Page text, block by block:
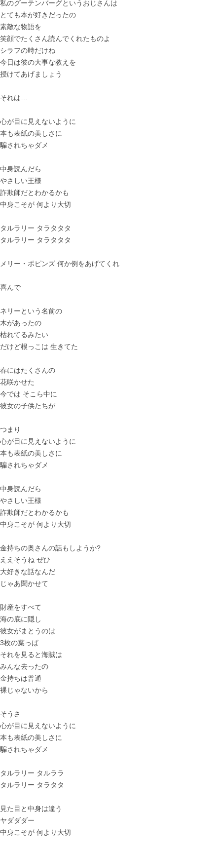
私のグーテンバーグというおじさんは
とても本が好きだったの
素敵な物語を
笑顔でたくさん読んでくれたものよ
シラフの時だけね
今日は彼の大事な教えを
授けてあげましょう
それは…
心が目に見えないように
本も表紙の美しさに
騙されちゃダメ
中身読んだら
やさしい王様
詐欺師だとわかるかも
中身こそが 何より大切
タルラリー タラタタタ
タルラリー タラタタタ
メリー・ポピンズ 何か例をあげてくれ
喜んで
ネリーという名前の
木があったの
枯れてるみたい
だけど根っこは 生きてた
春にはたくさんの
花咲かせた
今では そこら中に
彼女の子供たちが
つまり
心が目に見えないように
本も表紙の美しさに
騙されちゃダメ
中身読んだら
やさしい王様
詐欺師だとわかるかも
中身こそが 何より大切
金持ちの奥さんの話もしようか?
ええそうね ぜひ
大好きな話なんだ
じゃあ聞かせて
財産をすべて
海の底に隠し
彼女がまとうのは
3枚の葉っぱ
それを見ると海賊は
みんな去ったの
金持ちは普通
裸じゃないから
そうさ
心が目に見えないように
本も表紙の美しさに
騙されちゃダメ
タルラリー タルララ
タルラリー タラタタ
見た目と中身は違う
ヤダダダー
中身こそが 何より大切